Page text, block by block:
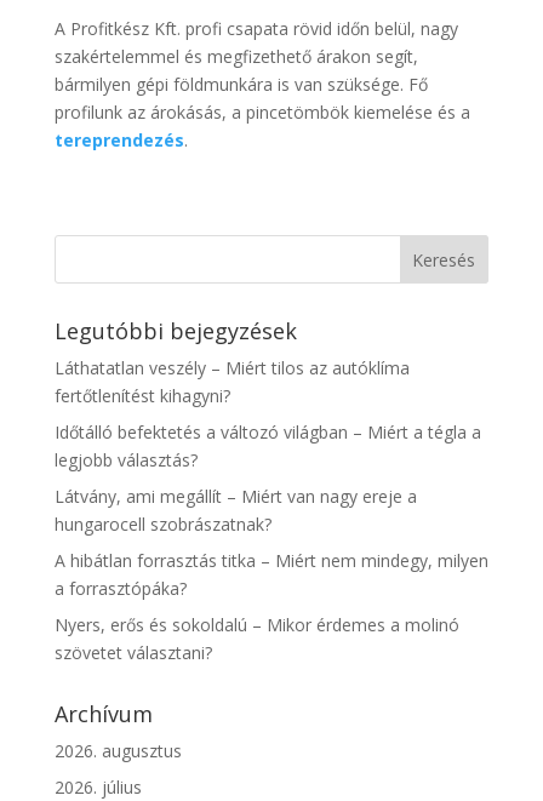
A Profitkész Kft. profi csapata rövid időn belül, nagy
szakértelemmel és megfizethető árakon segít,
bármilyen gépi földmunkára is van szüksége. Fő
profilunk az árokásás, a pincetömbök kiemelése és a
tereprendezés.
Legutóbbi bejegyzések
Láthatatlan veszély – Miért tilos az autóklíma
fertőtlenítést kihagyni?
Időtálló befektetés a változó világban – Miért a tégla a
legjobb választás?
Látvány, ami megállít – Miért van nagy ereje a
hungarocell szobrászatnak?
A hibátlan forrasztás titka – Miért nem mindegy, milyen
a forrasztópáka?
Nyers, erős és sokoldalú – Mikor érdemes a molinó
szövetet választani?
Archívum
2026. augusztus
2026. július